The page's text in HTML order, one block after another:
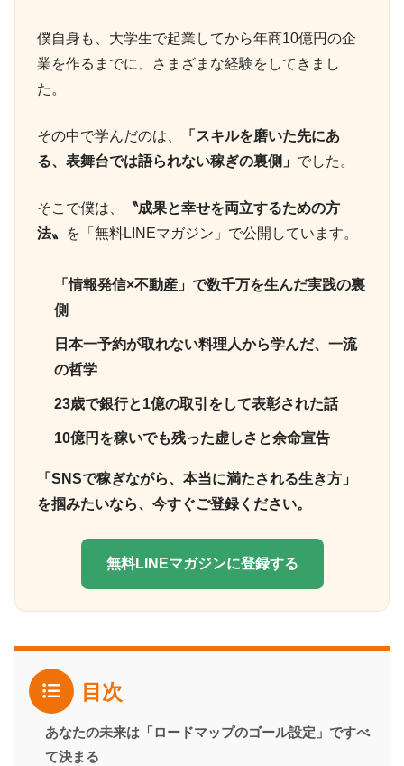
僕自身も、大学生で起業してから年商10億円の企
業を作るまでに、さまざまな経験をしてきまし
た。
その中で学んだのは、
「スキルを磨いた先にあ
る、表舞台では語られない稼ぎの裏側」 でした。
そこで僕は、
〝成果と幸せを両立するための方
法〟
を「無料LINEマガジン」で公開しています。
「情報発信×不動産」で数千万を生んだ実践の裏
側
日本一予約が取れない料理人から学んだ、一流
の哲学
23歳で銀行と1億の取引をして表彰された話
10億円を稼いでも残った虚しさと余命宣告
「SNSで稼ぎながら、本当に満たされる生き方」
を掴みたいなら、今すぐご登録ください。
無料LINEマガジンに登録する
目次
あなたの未来は「ロードマップのゴール設定」ですべ
て決まる